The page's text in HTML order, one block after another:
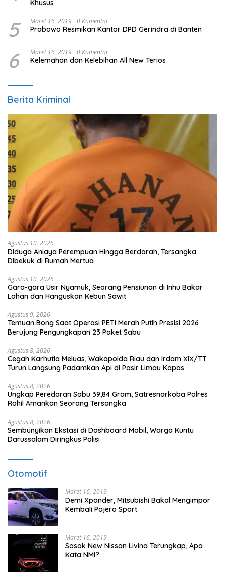
Khusus
5 Maret 16, 2019 0 Komentar
Prabowo Resmikan Kantor DPD Gerindra di Banten
6 Maret 16, 2019 0 Komentar
Kelemahan dan Kelebihan All New Terios
Berita Kriminal
Agustus 10, 2026
Diduga Aniaya Perempuan Hingga Berdarah, Tersangka
Dibekuk di Rumah Mertua
Agustus 10, 2026
Gara-gara Usir Nyamuk, Seorang Pensiunan di Inhu Bakar
Lahan dan Hanguskan Kebun Sawit
Agustus 9, 2026
Temuan Bong Saat Operasi PETI Merah Putih Presisi 2026
Berujung Pengungkapan 23 Paket Sabu
Agustus 8, 2026
Cegah Karhutla Meluas, Wakapolda Riau dan Irdam XIX/TT
Turun Langsung Padamkan Api di Pasir Limau Kapas
Agustus 8, 2026
Ungkap Peredaran Sabu 39,84 Gram, Satresnarkoba Polres
Rohil Amankan Seorang Tersangka
Agustus 8, 2026
Sembunyikan Ekstasi di Dashboard Mobil, Warga Kuntu
Darussalam Diringkus Polisi
Otomotif
Maret 16, 2019
Demi Xpander, Mitsubishi Bakal Mengimpor
Kembali Pajero Sport
Maret 16, 2019
Sosok New Nissan Livina Terungkap, Apa
Kata NMI?